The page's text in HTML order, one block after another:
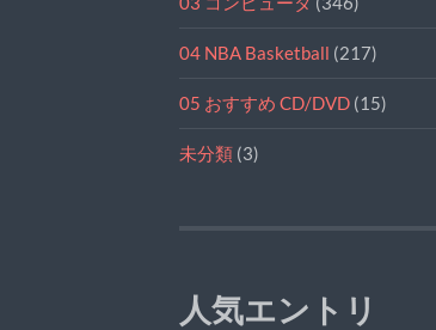
04 NBA Basketball (217)
05 おすすめ CD/DVD(15)
未分類(3)
人気エントリ